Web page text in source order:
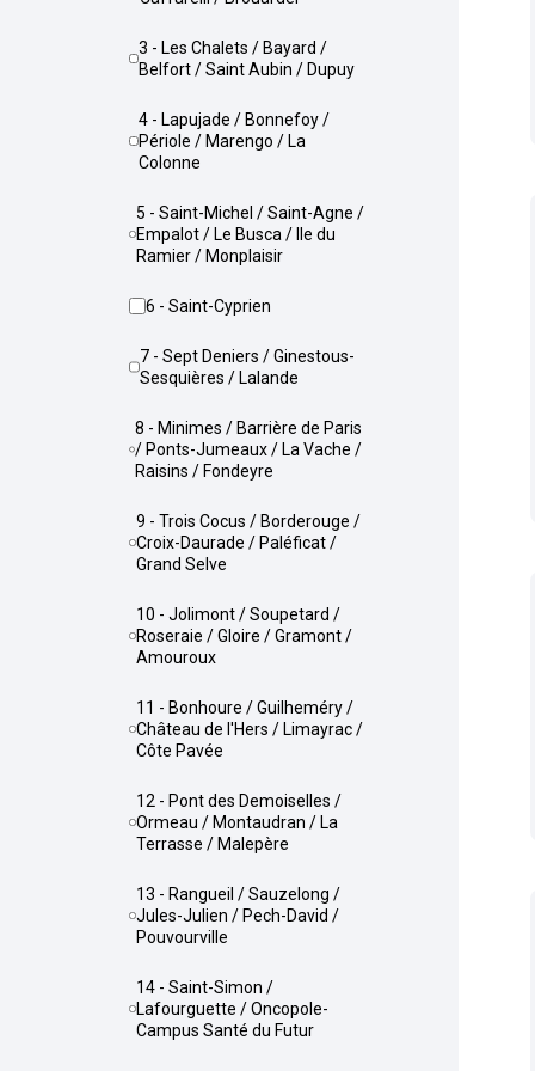
3 - Les Chalets / Bayard /
Belfort / Saint Aubin / Dupuy
4 - Lapujade / Bonnefoy /
Périole / Marengo / La
Colonne
5 - Saint-Michel / Saint-Agne /
Empalot / Le Busca / Ile du
Ramier / Monplaisir
6 - Saint-Cyprien
7 - Sept Deniers / Ginestous-
Sesquières / Lalande
8 - Minimes / Barrière de Paris
/ Ponts-Jumeaux / La Vache /
Raisins / Fondeyre
9 - Trois Cocus / Borderouge /
Croix-Daurade / Paléficat /
Grand Selve
10 - Jolimont / Soupetard /
Roseraie / Gloire / Gramont /
Amouroux
11 - Bonhoure / Guilheméry /
Château de l'Hers / Limayrac /
Côte Pavée
12 - Pont des Demoiselles /
Ormeau / Montaudran / La
Terrasse / Malepère
13 - Rangueil / Sauzelong /
Jules-Julien / Pech-David /
Pouvourville
14 - Saint-Simon /
Lafourguette / Oncopole-
Campus Santé du Futur